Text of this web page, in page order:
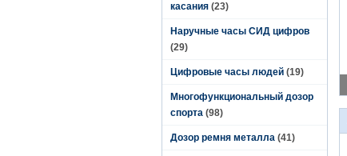
касания (23)
Наручные часы СИД цифров
(29)
Цифровые часы людей (19)
Многофункциональный дозор
спорта (98)
Дозор ремня металла (41)